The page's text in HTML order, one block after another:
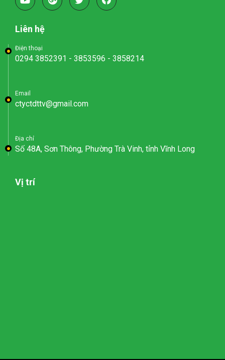
Liên hệ
Điện thoại
0294 3852391 - 3853596 - 3858214
Email
ctyctdttv@gmail.com
Địa chỉ
Số 48A, Sơn Thông, Phường Trà Vinh, tỉnh Vĩnh Long
Vị trí